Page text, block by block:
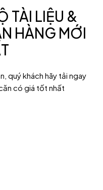
TÀI LIỆU &
HÀNG MỚI
quý khách hãy tải ngay
có giá tốt nhất